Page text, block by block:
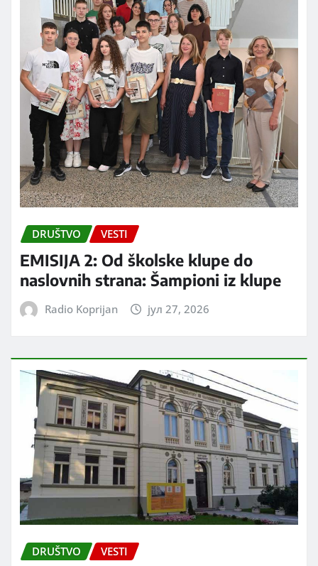
DRUŠTVO VESTI
EMISIJA 2: Od školske klupe do
naslovnih strana: Šampioni iz klupe
Radio Koprijan јул 27, 2026
DRUŠTVO VESTI